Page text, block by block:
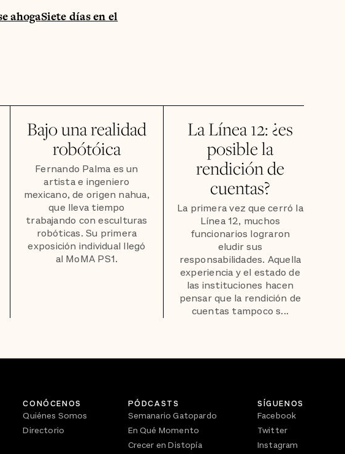
ahogaSiete días en el
Bajo una realidad
robótóica
Fernando Palma es un
artista e ingeniero
mexicano, de origen nahua,
que lleva tiempo
trabajando con esculturas
robóticas. Su primera
exposición individual llegó
al MoMA PS1.
La Línea 12: ¿es
posible la
rendición de
cuentas?
La primera vez que cerró la
Línea 12, muchos
funcionarios lograron
eludir sus
responsabilidades. Aquella
experiencia y el estado de
las instituciones hacen
pensar que la rendición de
cuentas tampoco s...
CONÓCENOS
Quiénes Somos
Directorio
PÓDCASTS
Semanario Gatopardo
En Qué Momento
Crecer en Distopía
SÍGUENOS
Facebook
Twitter
Instagram